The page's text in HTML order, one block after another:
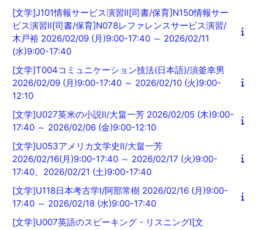
[文学]J101情報サービス演習Ⅱ[司書/保育]N150情報サー
ビス演習Ⅱ[司書/保育]N078レファレンスサービス演習/
木戸裕 2026/02/09 (月)9:00-17:40 ～ 2026/02/11
(水)9:00-17:40
[文学]T004コミュニケーション技法(日本語)/須釜幸男
2026/02/09 (月)9:00-17:40 ～ 2026/02/10 (火)9:00-
12:10
[文学]U027英米の小説Ⅱ/大畠一芳 2026/02/05 (木)9:00-
17:40 ～ 2026/02/06 (金)9:00-12:10
[文学]U053アメリカ文学史Ⅱ/大畠一芳
2026/02/16(月)9:00-17:40 ～ 2026/02/17 (火)9:00-
17:40、2026/02/21 (土)9:00-17:40
[文学]U118日本考古学Ⅰ/阿部常樹 2026/02/16 (月)9:00-
17:40 ～ 2026/02/18 (水)9:00-17:40
[文学]U007英語のスピーキング・リスニングⅠ[文